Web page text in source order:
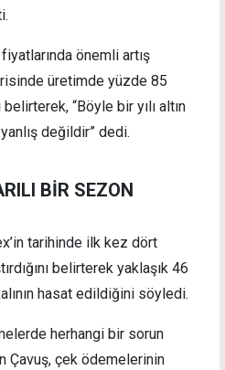
önemli artış
üretimde yüzde 85
belirterek, “Böyle bir yılı altın
değildir” dedi.
BİR SEZON
tarihinde ilk kez dört
belirterek yaklaşık 46
hasat edildiğini söyledi.
herhangi bir sorun
Çavuş, çek ödemelerinin